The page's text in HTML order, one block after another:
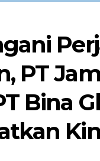
PT
Bina